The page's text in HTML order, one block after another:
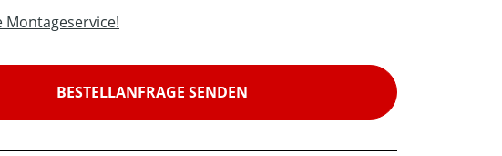
Montageservice!
BESTELLANFRAGE SENDEN